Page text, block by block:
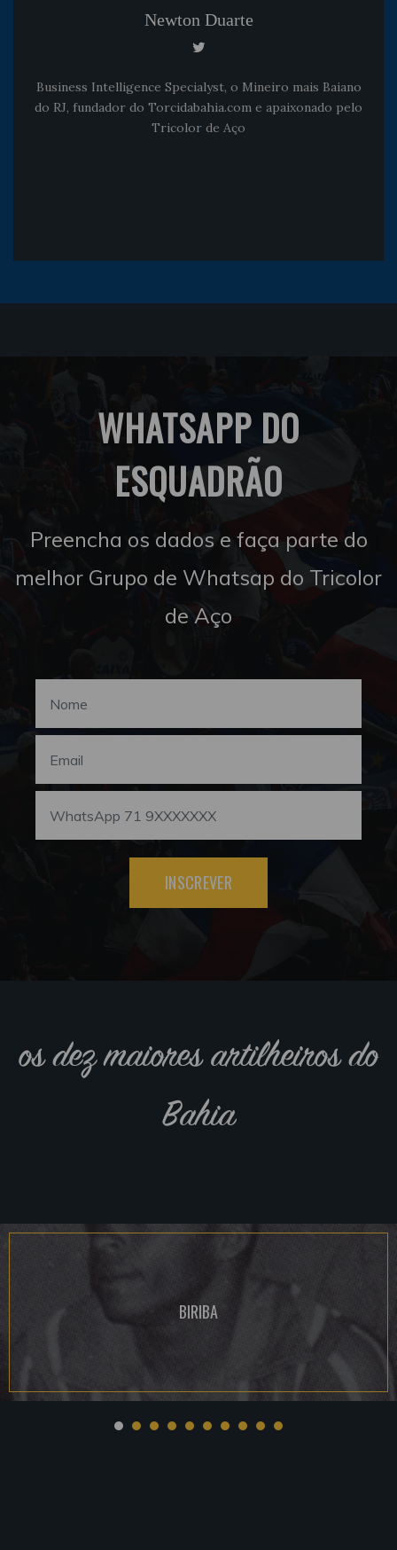
Newton Duarte
Business Intelligence Specialyst, o Mineiro mais Baiano
do RJ, fundador do Torcidabahia.com e apaixonado pelo
Tricolor de Aço
WHATSAPP DO
ESQUADRÃO
Preencha os dados e faça parte do
melhor Grupo de Whatsap do Tricolor
de Aço
INSCREVER
os dez maiores artilheiros do
Bahia
BIRIBA